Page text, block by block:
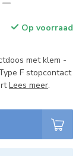
Op voorraad
met klem -
F stopcontact
Lees meer.